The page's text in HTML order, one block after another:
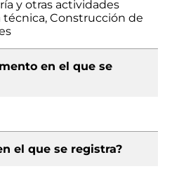
y otras actividades
Construcción de
en el que se
el que se registra?